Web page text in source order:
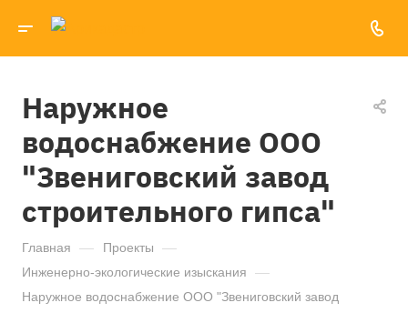
Наружное
водоснабжение ООО
"Звениговский завод
строительного гипса"
Главная — Проекты —
Инженерно-экологические изыскания —
Наружное водоснабжение ООО "Звениговский завод